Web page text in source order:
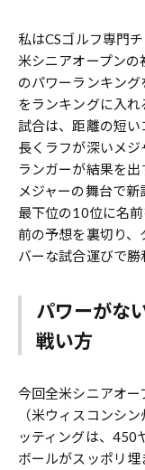
私はCSゴルフ専門
米シニアオープン
のパワーランキン
をランキングに入
試合は、距離の短
長くラフが深いメ
ランガーが結果を出
メジャーの舞台で
最下位の10位に名
前の予想を裏切り、
バーな試合運びで勝
パワーがな
戦い方
今回全米シニアオー
（米ウィスコンシ
ッティングは、450
ボールがスッポリ